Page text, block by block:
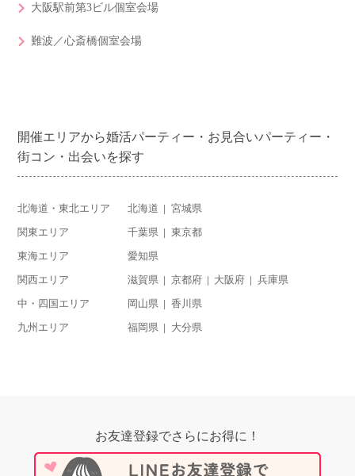
大阪駅前第3ビル個室会場
難波／心斎橋個室会場
開催エリアから婚活パーティー・お見合いパーティー・
街コン・出会いを探す
北海道・東北エリア 北海道 宮城県
関東エリア 千葉県 東京都
東海エリア 愛知県
関西エリア 滋賀県 京都府 大阪府 兵庫県
中・四国エリア 岡山県 香川県
九州エリア 福岡県 大分県
お友達登録でさらにお得に！